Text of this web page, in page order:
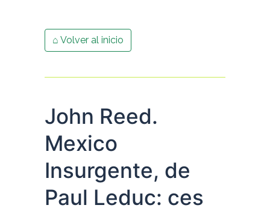
⌂ Volver al inicio
John Reed.
Mexico
Insurgente, de
Paul Leduc: ces